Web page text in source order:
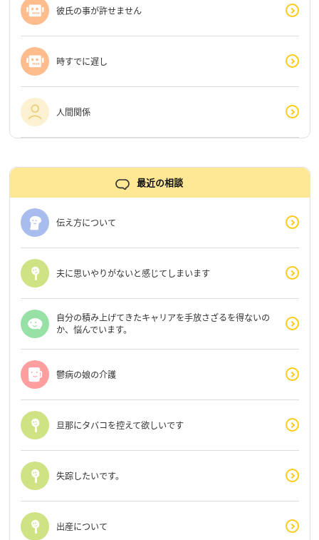
彼氏の事が許せません
時すでに遅し
人間関係
最近の相談
伝え方について
夫に思いやりがないと感じてしまいます
自分の積み上げてきたキャリアを手放さざるを得ないの
か、悩んでいます。
鬱病の娘の介護
旦那にタバコを控えて欲しいです
失踪したいです。
出産について